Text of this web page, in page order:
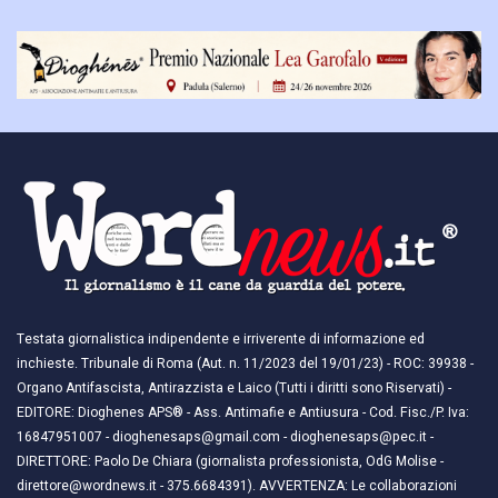
Testata giornalistica indipendente e irriverente di informazione ed
inchieste. Tribunale di Roma (Aut. n. 11/2023 del 19/01/23) - ROC: 39938 -
Organo Antifascista, Antirazzista e Laico (Tutti i diritti sono Riservati) -
EDITORE: Dioghenes APS® - Ass. Antimafie e Antiusura - Cod. Fisc./P. Iva:
16847951007 - dioghenesaps@gmail.com - dioghenesaps@pec.it - ​​
DIRETTORE: Paolo De Chiara (giornalista professionista, OdG Molise -
direttore@wordnews.it - ​​375.6684391). AVVERTENZA: Le collaborazioni